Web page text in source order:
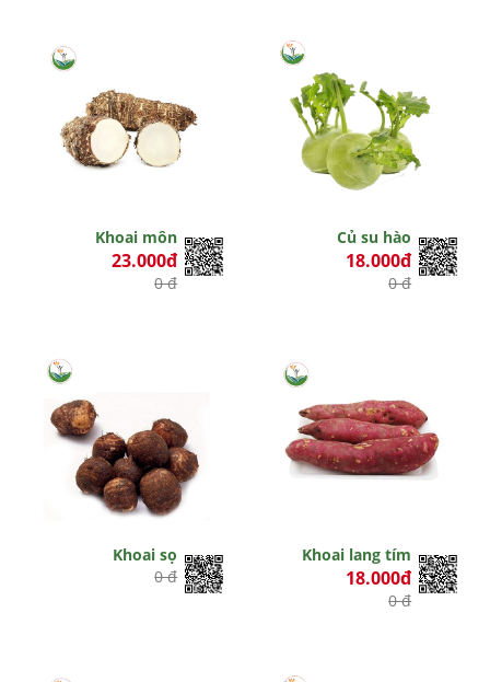
Khoai môn
23.000đ
0 đ
Củ su hào
18.000đ
0 đ
Khoai sọ
0 đ
Khoai lang tím
18.000đ
0 đ